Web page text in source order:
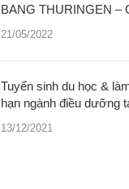
BANG THURINGEN –
21/05/2022
Tuyển sinh du học &
hạn ngành điều dưỡng
13/12/2021